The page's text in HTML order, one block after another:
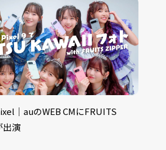
｜auのWEB CMにFRUITS
出演